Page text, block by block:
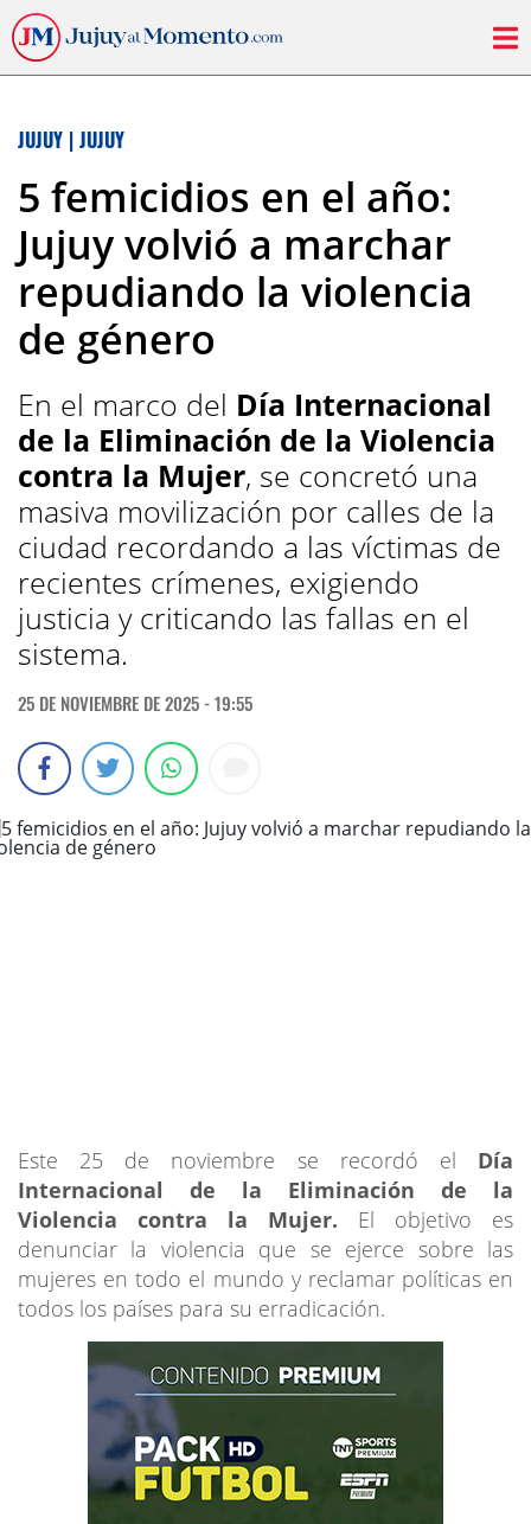
JUJUY | JUJUY
5 femicidios en el año:
Jujuy volvió a marchar
repudiando la violencia
de género
En el marco del Día Internacional
de la Eliminación de la Violencia
contra la Mujer, se concretó una
masiva movilización por calles de la
ciudad recordando a las víctimas de
recientes crímenes, exigiendo
justicia y criticando las fallas en el
sistema.
25 DE NOVIEMBRE DE 2025 - 19:55
Este 25 de noviembre se recordó el Día
Internacional de la Eliminación de la
Violencia contra la Mujer. El objetivo es
denunciar la violencia que se ejerce sobre las
mujeres en todo el mundo y reclamar políticas en
todos los países para su erradicación.